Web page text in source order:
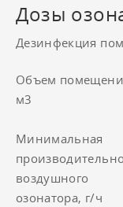
Дозы
Дезинфекция
Объем
м3
Минимальная
воздушного
озонатора, г/ч